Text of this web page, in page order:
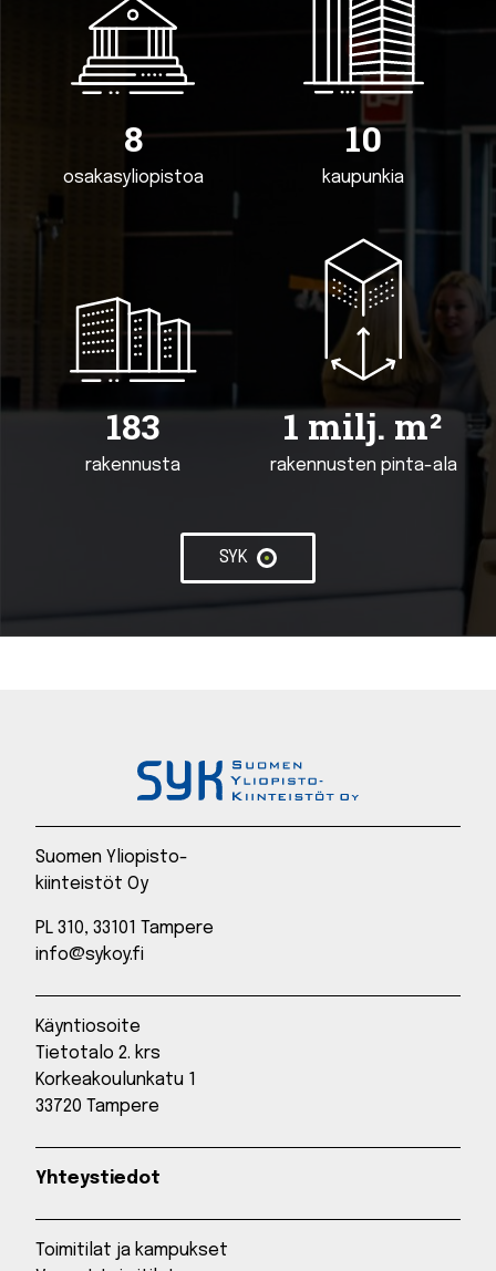
8
osakasyliopistoa
10
kaupunkia
183
rakennusta
1 milj. m²
rakennusten pinta-ala
SYK
Suomen Yliopisto-
kiinteistöt Oy
PL 310, 33101 Tampere
info@sykoy.fi
Käyntiosoite
Tietotalo 2. krs
Korkeakoulunkatu 1
33720 Tampere
Yhteystiedot
Toimitilat ja kampukset